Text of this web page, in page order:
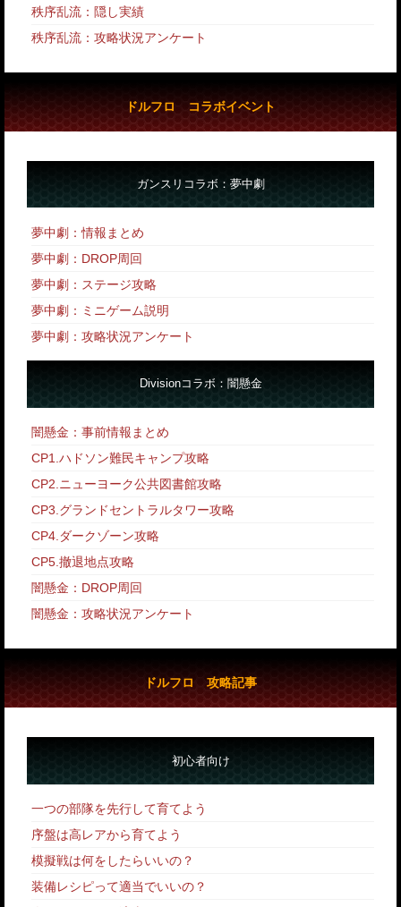
秩序乱流：隠し実績
秩序乱流：攻略状況アンケート
ドルフロ コラボイベント
ガンスリコラボ：夢中劇
夢中劇：情報まとめ
夢中劇：DROP周回
夢中劇：ステージ攻略
夢中劇：ミニゲーム説明
夢中劇：攻略状況アンケート
Divisionコラボ：闇懸金
闇懸金：事前情報まとめ
CP1.ハドソン難民キャンプ攻略
CP2.ニューヨーク公共図書館攻略
CP3.グランドセントラルタワー攻略
CP4.ダークゾーン攻略
CP5.撤退地点攻略
闇懸金：DROP周回
闇懸金：攻略状況アンケート
ドルフロ 攻略記事
初心者向け
一つの部隊を先行して育てよう
序盤は高レアから育てよう
模擬戦は何をしたらいいの？
装備レシピって適当でいいの？